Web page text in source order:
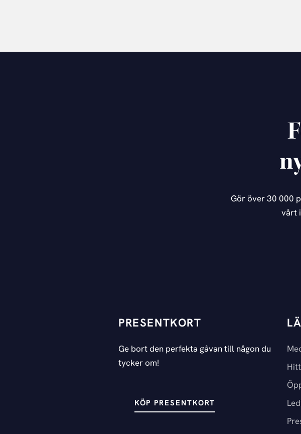
Gör över 30 000
vårt
PRESENTKORT
Ge bort den perfekta gåvan till någon du
tycker om!
KÖP PRESENTKORT